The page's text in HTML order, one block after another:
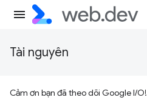
Tài nguyên
Cảm ơn bạn đã theo dõi Google I/O!